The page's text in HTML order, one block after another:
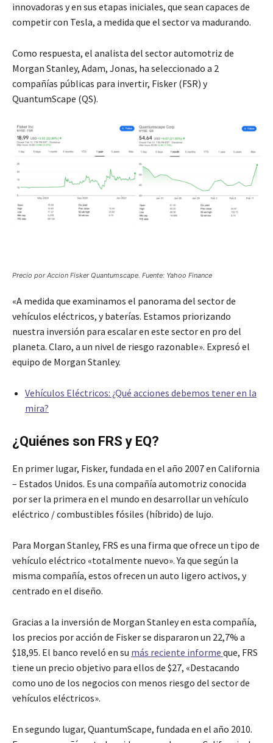
innovadoras y en sus etapas iniciales, que sean capaces de
competir con Tesla, a medida que el sector va madurando.
Como respuesta, el analista del sector automotriz de
Morgan Stanley, Adam, Jonas, ha seleccionado a 2
compañías públicas para invertir, Fisker (FSR) y
QuantumScape (QS).
Precio por Accion Fisker Quantumscape. Fuente: Yahoo Finance
«A medida que examinamos el panorama del sector de
vehículos eléctricos, y baterías. Estamos priorizando
nuestra inversión para escalar en este sector en pro del
planeta. Claro, a un nivel de riesgo razonable». Expresó el
equipo de Morgan Stanley.
Vehículos Eléctricos: ¿Qué acciones debemos tener en la
mira?
¿Quiénes son FRS y EQ?
En primer lugar, Fisker, fundada en el año 2007 en California
– Estados Unidos. Es una compañía automotriz conocida
por ser la primera en el mundo en desarrollar un vehículo
eléctrico / combustibles fósiles (híbrido) de lujo.
Para Morgan Stanley, FRS es una firma que ofrece un tipo de
vehículo eléctrico «totalmente nuevo». Ya que según la
misma compañía, estos ofrecen un auto ligero activos, y
centrado en el diseño.
Gracias a la inversión de Morgan Stanley en esta compañía,
los precios por acción de Fisker se dispararon un 22,7% a
$18,95. El banco reveló en su más reciente informe que, FRS
tiene un precio objetivo para ellos de $27, «Destacando
como uno de los negocios con menos riesgo del sector de
vehículos eléctricos».
En segundo lugar, QuantumScape, fundada en el año 2010.